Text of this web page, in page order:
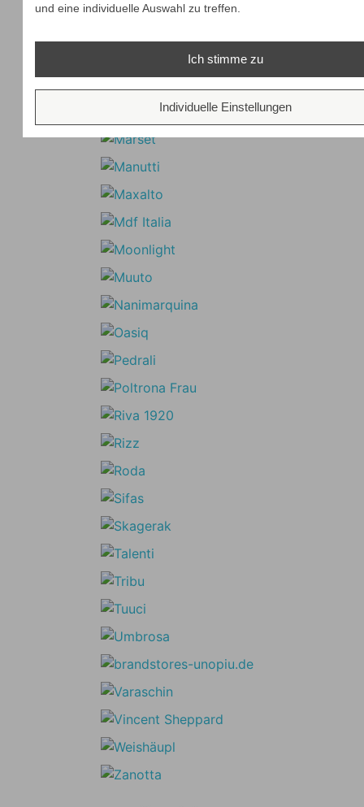
und eine individuelle Auswahl zu treffen.
Ich stimme zu
Individuelle Einstellungen